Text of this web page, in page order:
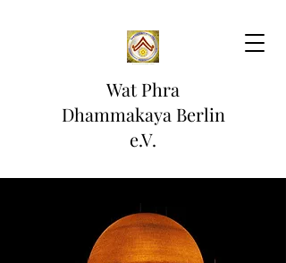
Wat Phra
Dhammakaya Berlin
e.V.